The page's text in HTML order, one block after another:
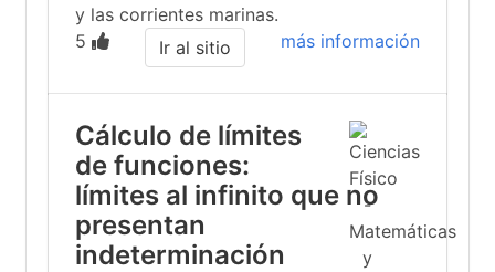
y las corrientes marinas.
5
más información
Ir al sitio
Cálculo de límites
de funciones:
límites al infinito que no
presentan
indeterminación